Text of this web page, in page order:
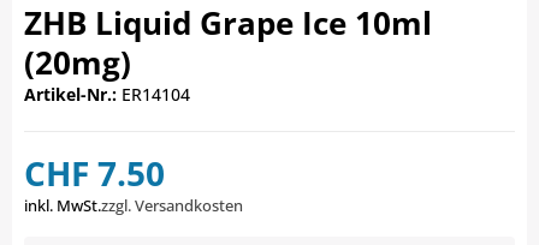
ZHB Liquid Grape Ice 10ml
(20mg)
Artikel-Nr.: ER14104
CHF 7.50
inkl. MwSt.zzgl. Versandkosten